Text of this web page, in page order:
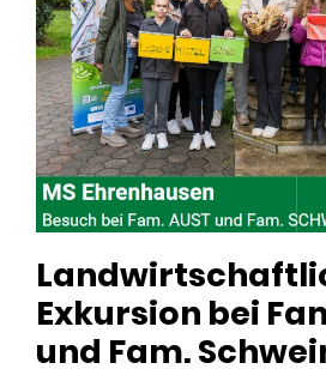
Exkursion bei
und Fam.